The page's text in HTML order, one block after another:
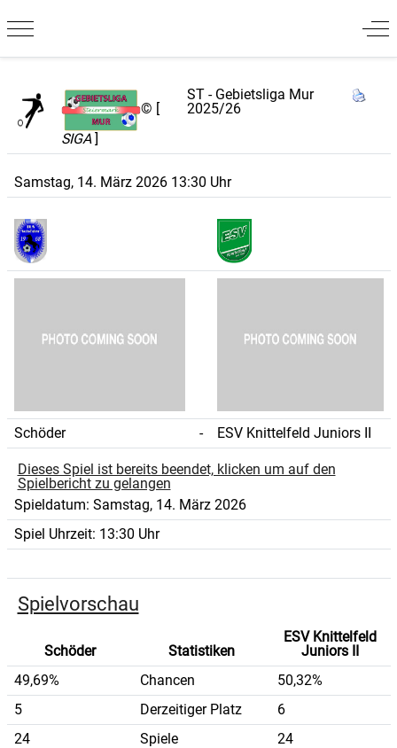
Mobile Menu Toggle
© [
SIGA]
ST - Gebietsliga Mur
2025/26
Samstag, 14. März 2026 13:30 Uhr
Schöder - ESV Knittelfeld Juniors II
Dieses Spiel ist bereits beendet, klicken um auf den
Spielbericht zu gelangen
Spieldatum: Samstag, 14. März 2026
Spiel Uhrzeit: 13:30 Uhr
Spielvorschau
Schöder Statistiken
ESV Knittelfeld
Juniors II
49,69%
Chancen
50,32%
5
Derzeitiger Platz
6
24
Spiele
24